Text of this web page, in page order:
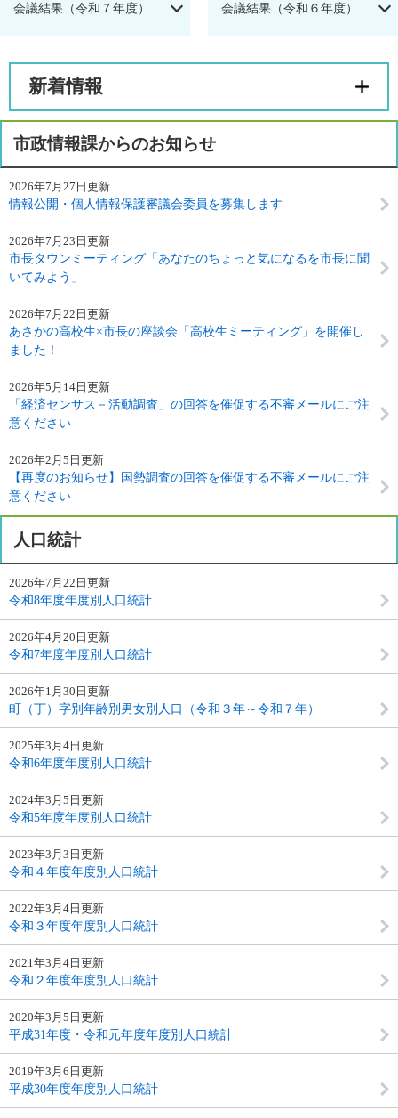
会議結果（令和７年度） 会議結果（令和６年度）
新着情報
市政情報課からのお知らせ
2026年7月27日更新
情報公開・個人情報保護審議会委員を募集します
2026年7月23日更新
市長タウンミーティング「あなたのちょっと気になるを市長に聞
いてみよう」
2026年7月22日更新
あさかの高校生×市長の座談会「高校生ミーティング」を開催し
ました！
2026年5月14日更新
「経済センサス－活動調査」の回答を催促する不審メールにご注
意ください
2026年2月5日更新
【再度のお知らせ】国勢調査の回答を催促する不審メールにご注
意ください
人口統計
2026年7月22日更新
令和8年度年度別人口統計
2026年4月20日更新
令和7年度年度別人口統計
2026年1月30日更新
町（丁）字別年齢別男女別人口（令和３年～令和７年）
2025年3月4日更新
令和6年度年度別人口統計
2024年3月5日更新
令和5年度年度別人口統計
2023年3月3日更新
令和４年度年度別人口統計
2022年3月4日更新
令和３年度年度別人口統計
2021年3月4日更新
令和２年度年度別人口統計
2020年3月5日更新
平成31年度・令和元年度年度別人口統計
2019年3月6日更新
平成30年度年度別人口統計